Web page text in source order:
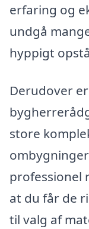
erfaring og
undgå
hyppigt
Derudover
store
professionel
at du får de
til valg af